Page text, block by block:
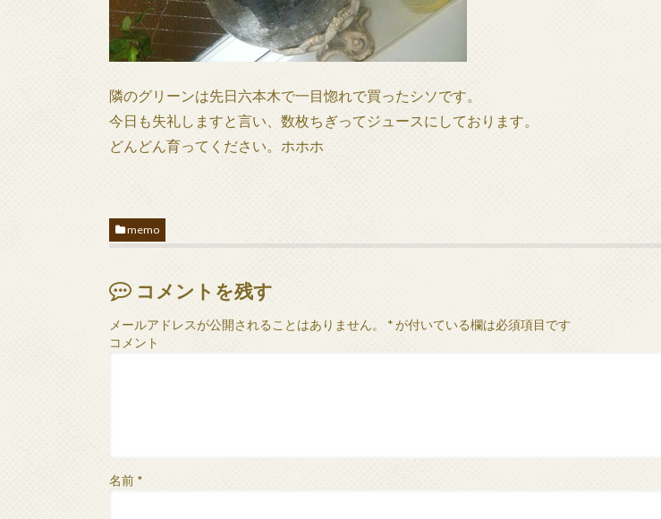
隣のグリーンは先日六本木で一目惚れで買ったシソです。
今日も失礼しますと言い、数枚ちぎってジュースにしております。
どんどん育ってください。ホホホ
memo
コメントを残す
メールアドレスが公開されることはありません。 *が付いている欄は必須項目です
コメント
名前 *